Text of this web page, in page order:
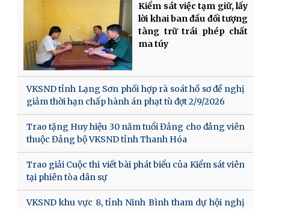
Kiểm sát việc tạm giữ, lấy
lời khai ban đầu đối tượng
tàng trữ trái phép chất
ma túy
VKSND tỉnh Lạng Sơn phối hợp rà soát hồ sơ đề nghị
giảm thời hạn chấp hành án phạt tù đợt 2/9/2026
Trao tặng Huy hiệu 30 năm tuổi Đảng cho đảng viên
thuộc Đảng bộ VKSND tỉnh Thanh Hóa
Trao giải Cuộc thi viết bài phát biểu của Kiểm sát viên
tại phiên tòa dân sự
VKSND khu vực 8, tỉnh Ninh Bình tham dự hội nghị